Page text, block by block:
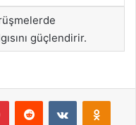
güçlendirir.
PinterestReddit VKontakte